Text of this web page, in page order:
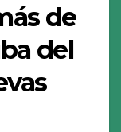
de
del